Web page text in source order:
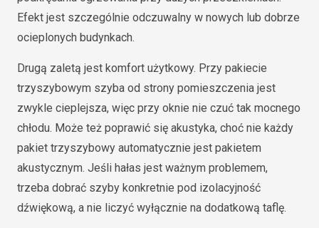
Efekt jest szczególnie odczuwalny w nowych lub dobrze
ocieplonych budynkach.
Drugą zaletą jest komfort użytkowy. Przy pakiecie
trzyszybowym szyba od strony pomieszczenia jest
zwykle cieplejsza, więc przy oknie nie czuć tak mocnego
chłodu. Może też poprawić się akustyka, choć nie każdy
pakiet trzyszybowy automatycznie jest pakietem
akustycznym. Jeśli hałas jest ważnym problemem,
trzeba dobrać szyby konkretnie pod izolacyjność
dźwiękową, a nie liczyć wyłącznie na dodatkową taflę.